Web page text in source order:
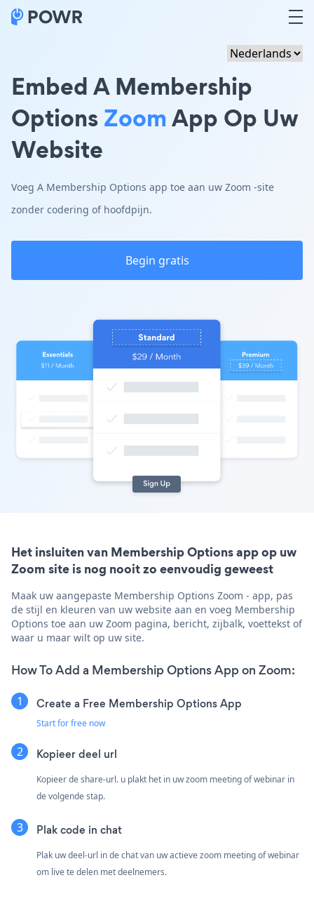
Embed A Membership
OptionsZoomApp Op Uw
Website
Voeg A Membership Options app toe aan uw Zoom -site
zonder codering of hoofdpijn.
Begin gratis
Het insluiten van Membership Options app op uw
Zoom site is nog nooit zo eenvoudig geweest
Maak uw aangepaste Membership Options Zoom - app, pas
de stijl en kleuren van uw website aan en voeg Membership
Options toe aan uw Zoom pagina, bericht, zijbalk, voettekst of
waar u maar wilt op uw site.
How To Add a Membership Options App on Zoom:
Create a Free Membership Options App
Start for free now
Kopieer deel url
Kopieer de share-url. u plakt het in uw zoom meeting of webinar in
de volgende stap.
Plak code in chat
Plak uw deel-url in de chat van uw actieve zoom meeting of webinar
om live te delen met deelnemers.